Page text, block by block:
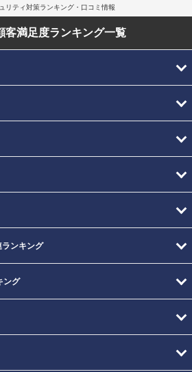
リティ対策ランキング・口コミ情報
客満足度ランキング一覧
ランキング
ング